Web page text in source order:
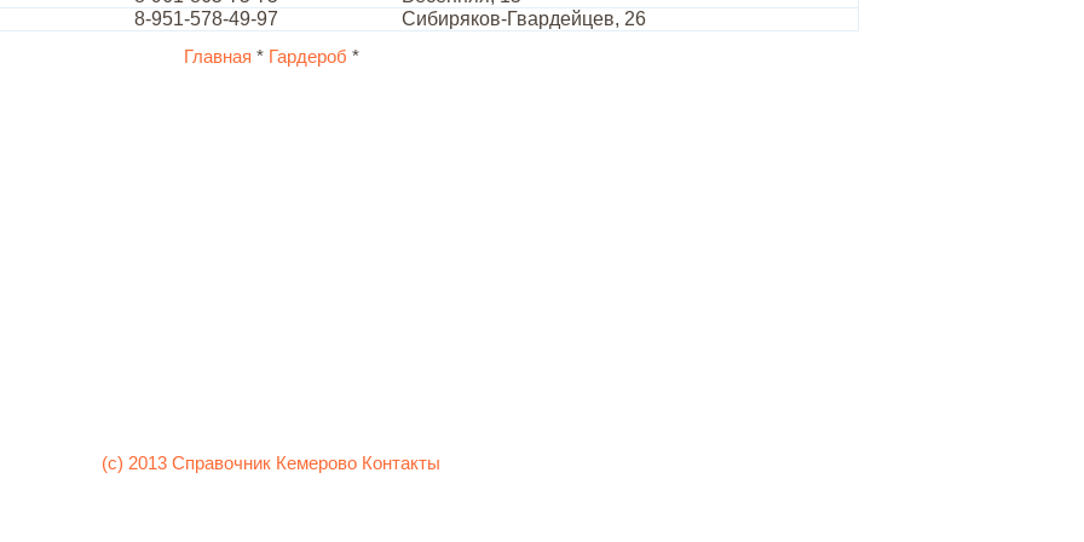
8-951-578-49-97 Сибиряков-Гвардейцев, 26
Главная * Гардероб *
(c) 2013 Справочник Кемерово Контакты